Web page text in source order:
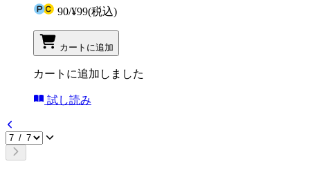
90/¥99(税込)
カートに追加
カートに追加しました
試し読み